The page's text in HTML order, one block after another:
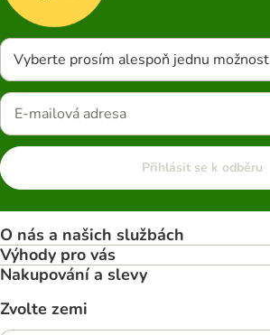
Vyberte prosím alespoň jednu možnost
Přihlásit se k odběru
O nás a našich službách
Výhody pro vás
Nakupování a slevy
Zvolte zemi